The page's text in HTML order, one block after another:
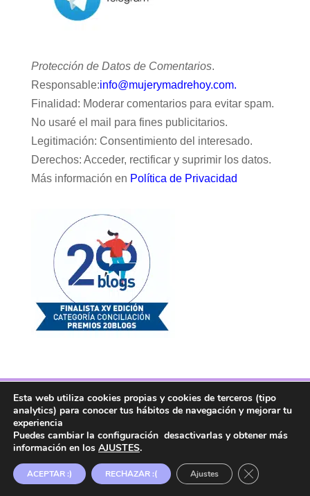
Protección de Datos de Comentarios.
Responsable:info@mujerymadrehoy.com.
Finalidad: Moderar comentarios para evitar spam.
No usaré el mail para fines publicitarios.
Legitimación: Consentimiento del interesado.
Derechos: Acceder, rectificar y suprimir los datos.
Más información en Política de Privacidad
Facebook Twitter Telegram
RSS
Instagram
Linkedin
marca registrada en la OEPM.
Esta web utiliza cookies propias y cookies de terceros (tipo
analytics) para conocer tus hábitos de navegación y mejorar tu
experiencia
Puedes cambiar la configuración desactivarlas y obtener más
información en los AJUSTES.
ACEPTAR :) RECHAZAR :( Ajustes Cerrar el